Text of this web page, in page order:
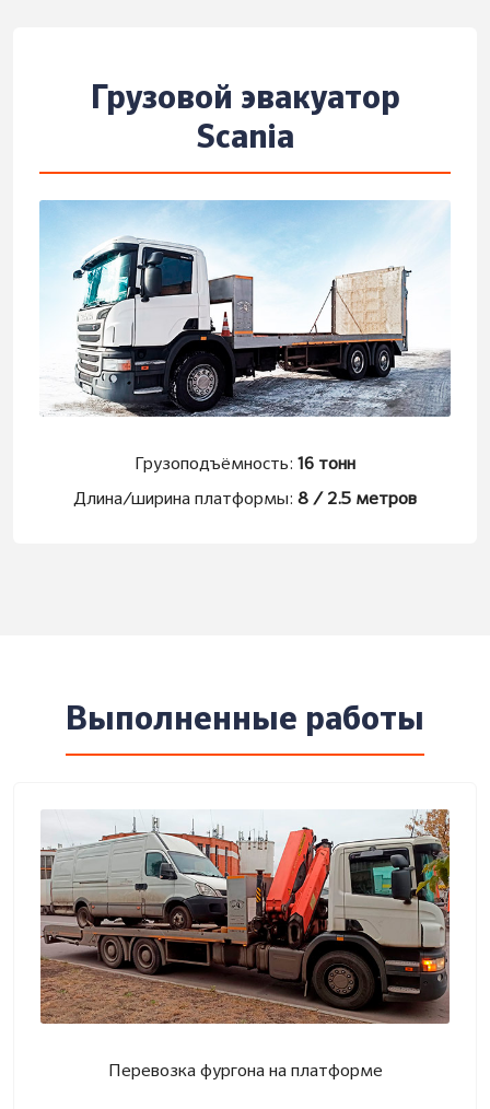
Грузовой эвакуатор
Scania
Грузоподъёмность: 16 тонн
Длина/ширина платформы: 8 / 2.5 метров
Выполненные работы
Перевозка фургона на платформе